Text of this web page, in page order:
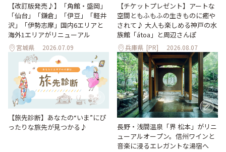
【改訂版発売♪】「角館・盛岡」
「仙台」「鎌倉」「伊豆」「軽井
沢」「伊勢志摩」国内6エリアと
海外1エリアがリニューアル
宮城県 2026.07.09
【チケットプレゼント】アートな
空間ともふもふの生きものに癒や
されて♪ 大人も楽しめる神戸の水
族館「átoa」と周辺さんぽ
兵庫県 [PR] 2026.08.07
【旅先診断】あなたの“いま”にぴ
ったりな旅先が見つかる♪
長野・浅間温泉「界 松本」がリニ
ューアルオープン。信州ワインと
音楽に浸るエレガントな湯宿へ